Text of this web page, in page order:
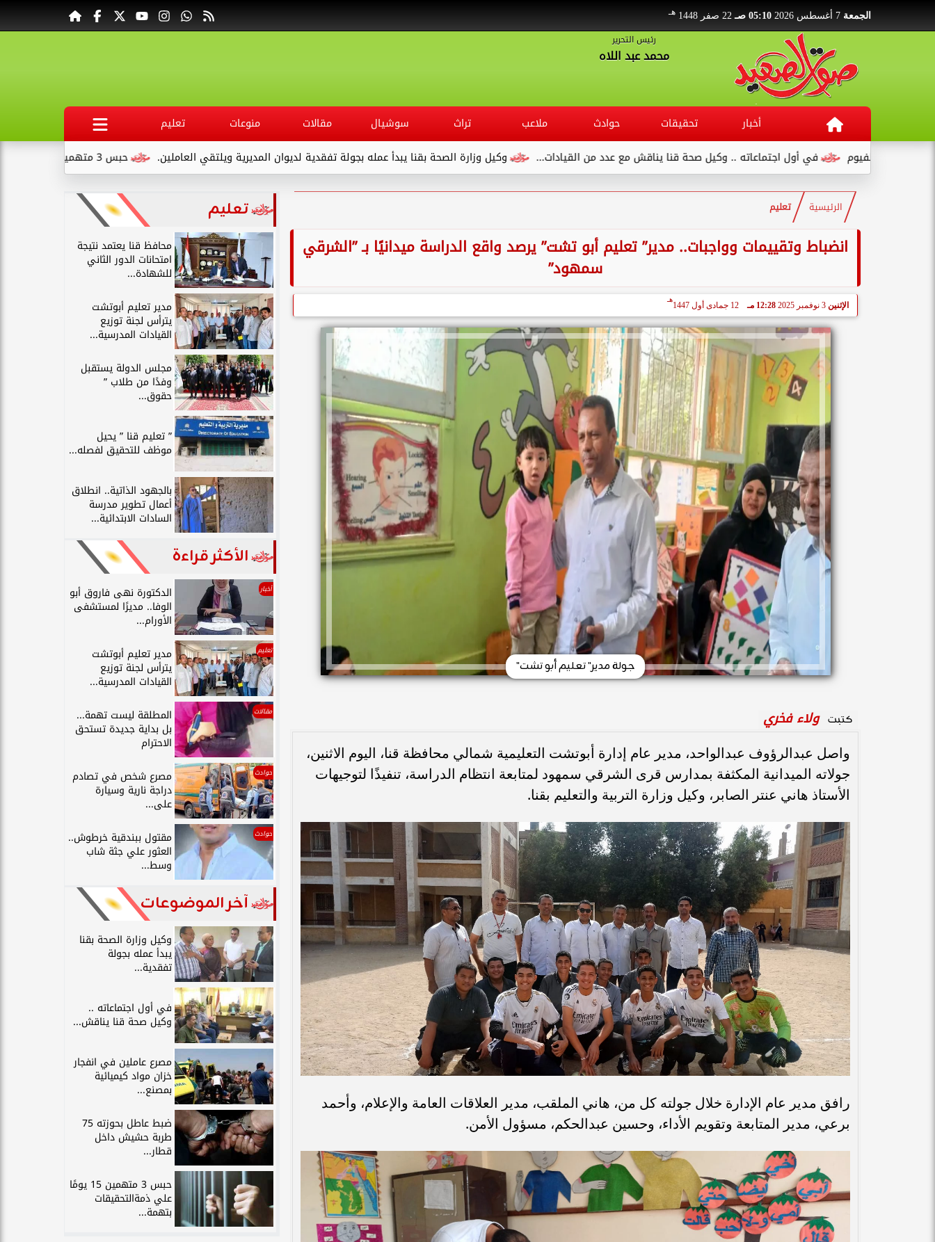
الجمعة 05:10 صـ 22 صفر 1448 هـ
رئيس التحرير
محمد عبد اللاه
أخبار تحقيقات حوادث ملاعب تراث سوشيال مقالات منوعات
تعليم
حبس 3 متهمين 15 يومًا علي ذمةالتحقيقات بتهمة التنقيب عن الآثار داخل...
وكيل وزارة الصحة بقنا يبدأ عمله بجولة تفقدية لديوان المديرية ويلتقي العاملين. في أول اجتماعاته .. وكيل صحة قنا يناقش مع عدد من القيادات...
الرئيسية تعليم
انضباط وتقييمات وواجبات.. مدير” تعليم أبو تشت” يرصد واقع الدراسة ميدانيًا بـ ”الشرقي
سمهود”
الإثنين 3 نوفمبر 2025 12:28 مـ 12 جمادى أول 1447
هـ
جولة مدير" تعليم أبو تشت"
كتبت ولاء فخري
واصل عبدالرؤوف عبدالواحد، مدير عام إدارة أبوتشت التعليمية شمالي محافظة قنا، اليوم الاثنين،
جولاته الميدانية المكثفة بمدارس قرى الشرقي سمهود لمتابعة انتظام الدراسة، تنفيذًا لتوجيهات
الأستاذ هاني عنتر الصابر، وكيل وزارة التربية والتعليم بقنا.
رافق مدير عام الإدارة خلال جولته كل من، هاني الملقب، مدير العلاقات العامة والإعلام، وأحمد
برعي، مدير المتابعة وتقويم الأداء، وحسين عبدالحكم، مسؤول الأمن.
تعليم
محافظ قنا يعتمد نتيجة
امتحانات الدور الثاني
للشهادة...
مدير تعليم أبوتشت
يترأس لجنة توزيع
القيادات المدرسية...
مجلس الدولة يستقبل
وفدًا من طلاب ”
حقوق...
” تعليم قنا ” يحيل
موظف للتحقيق لفصله...
بالجهود الذاتية.. انطلاق
أعمال تطوير مدرسة
السادات الابتدائية...
الأكثر قراءة
أخبار الدكتورة نهى فاروق أبو
الوفا.. مديرًا لمستشفى
الأورام...
تعليم مدير تعليم أبوتشت
يترأس لجنة توزيع
القيادات المدرسية...
مقالات المطلقة ليست تهمة...
بل بداية جديدة تستحق
الاحترام
حوادث مصرع شخص في تصادم
دراجة نارية وسيارة
على...
حوادث مقتول ببندقية خرطوش..
العثور علي جثة شاب
وسط...
آخر الموضوعات
وكيل وزارة الصحة بقنا
يبدأ عمله بجولة
تفقدية...
في أول اجتماعاته ..
وكيل صحة قنا يناقش...
مصرع عاملين في انفجار
خزان مواد كيميائية
بمصنع...
ضبط عاطل بحوزته 75
طربة حشيش داخل
قطار...
حبس 3 متهمين 15 يومًا
علي ذمةالتحقيقات
بتهمة...